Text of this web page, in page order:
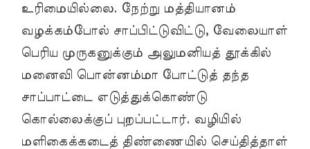
உரிமையில்லை. நேற்று மத்தியானம்
வழக்கம்போல் சாப்பிட்டுவிட்டு, வேலையாள்
பெரிய முருகனுக்கும் அலுமனியத் தூக்கில்
மனைவி பொன்னம்மா போட்டுத் தந்த
சாப்பாட்டை எடுத்துக்கொண்டு
கொல்லைக்குப் புறப்பட்டார். வழியில்
மளிகைக்கடைத் திண்ணையில் செய்தித்தாள்